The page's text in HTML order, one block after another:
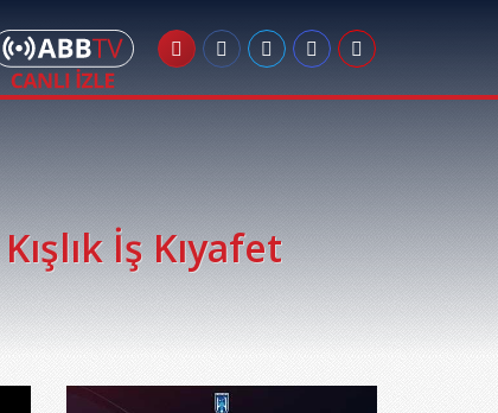
İş Kıyafet